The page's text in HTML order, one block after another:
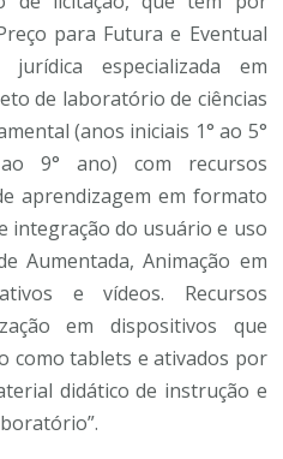
para Futura e Eventual
especializada em
de laboratório de ciências
(anos iniciais 1° ao 5°
9° ano) com recursos
aprendizagem em formato
integração do usuário e uso
Aumentada, Animação em
e vídeos. Recursos
em dispositivos que
como tablets e ativados por
didático de instrução e